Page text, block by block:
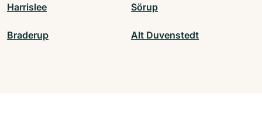
Harrislee Sörup
Braderup Alt Duvenstedt